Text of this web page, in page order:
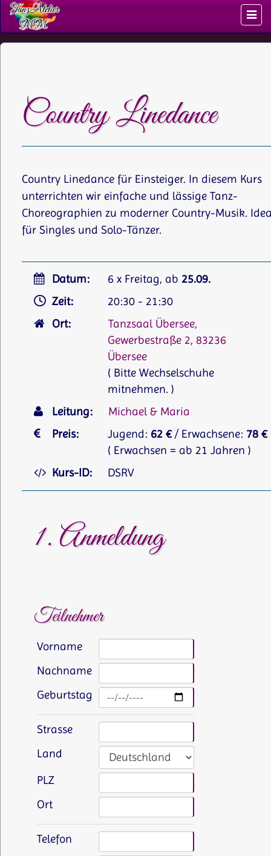
Country Linedance
Country Linedance für Einsteiger. In diesem Kurs
unterrichten wir einfache und lässige Tanz-
Choreographien zu moderner Country-Musik.
für Singles und Solo-Tänzer.
Datum: 6 x Freitag, ab 25.09.
Zeit:
20:30 - 21:30
Ort:
Tanzsaal Übersee,
Gewerbestraße 2, 83236
Übersee
( Bitte Wechselschuhe
mitnehmen. )
Leitung:
Michael & Maria
Preis:
Jugend: 62 €/ Erwachsene: 78 €
( Erwachsen = ab 21 Jahren )
Kurs-ID:
DSRV
1. Anmeldung
Teilnehmer
Vorname
Nachname
Geburtstag
Strasse
Land
PLZ
Ort
Telefon